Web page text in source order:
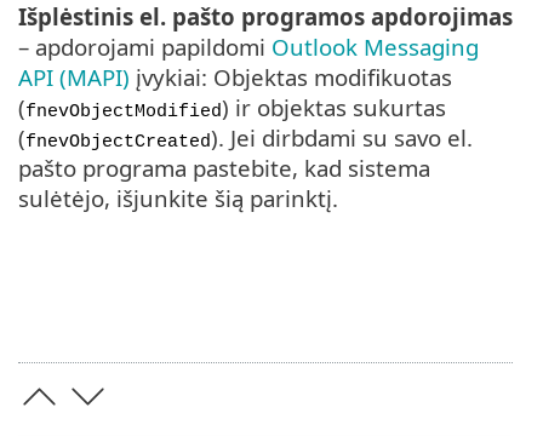
Išplėstinis el. pašto programos apdorojimas
– apdorojami papildomi Outlook Messaging
API (MAPI) įvykiai: Objektas modifikuotas
(fnevObjectModified) ir objektas sukurtas
(fnevObjectCreated). Jei dirbdami su savo el.
pašto programa pastebite, kad sistema
sulėtėjo, išjunkite šią parinktį.